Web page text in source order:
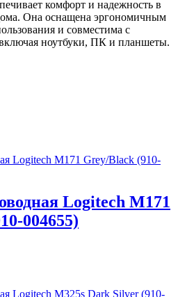
комфорт и надежность в
Она оснащена эргономичным
и совместима с
ноутбуки, ПК и планшеты.
Logitech M171
004655)